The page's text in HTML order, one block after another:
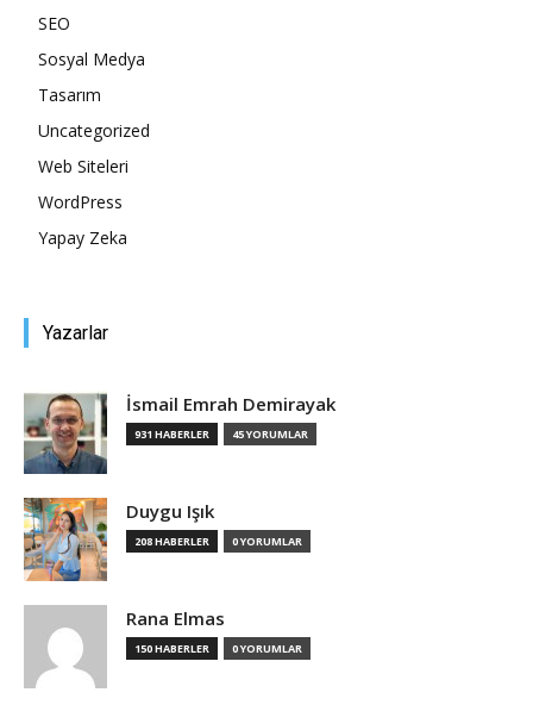
SEO
Sosyal Medya
Tasarım
Uncategorized
Web Siteleri
WordPress
Yapay Zeka
Yazarlar
İsmail Emrah Demirayak
931 HABERLER 45 YORUMLAR
Duygu Işık
208 HABERLER 0 YORUMLAR
Rana Elmas
150 HABERLER 0 YORUMLAR